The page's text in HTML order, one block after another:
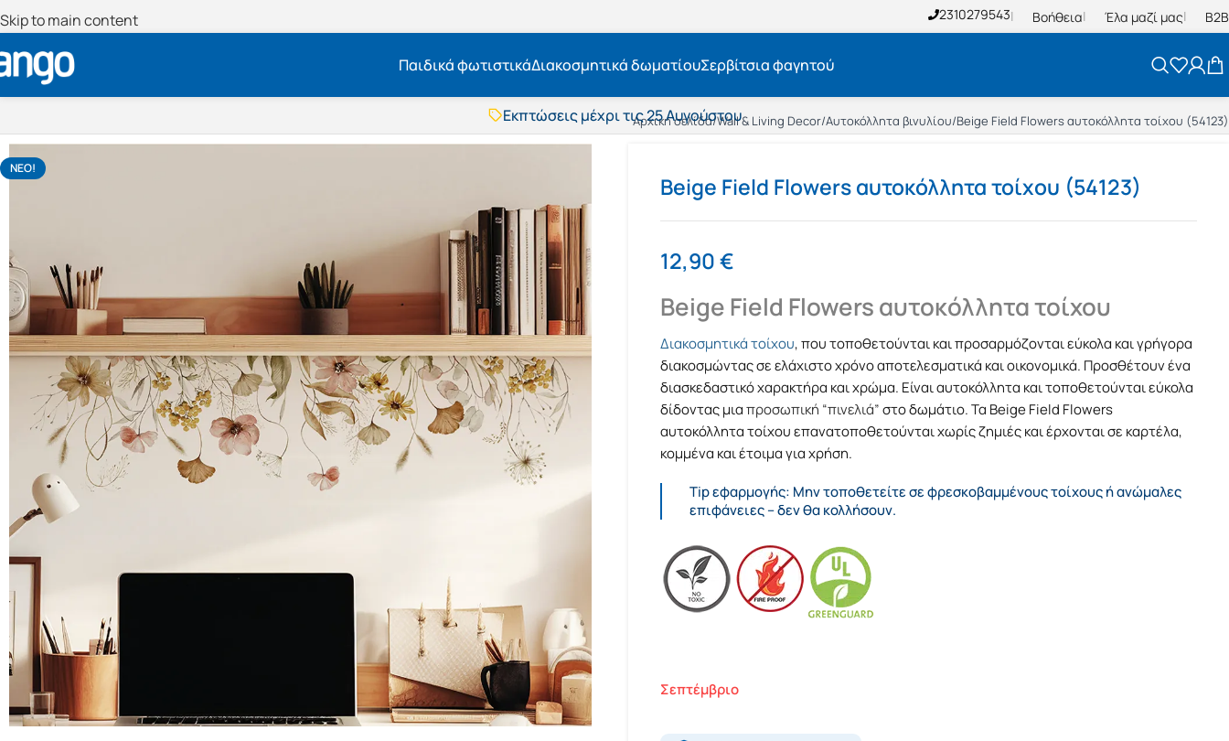
Skip to main content 2310279543 Βοήθεια Έλα μαζί μας B2B
Παιδικά φωτιστικάΔιακοσμητικά δωματίουΣερβίτσια φαγητού
Εκπτώσεις μέχρι τις 25 Αυγούστου
Δωρεάν μεταφορικά
BOXNOW αποστολή
Εκπτώσεις μέχρι τις 25 Αυγούστου
Δωρεάν μεταφορικά
BOXNOW αποστολή
Άμεση παράδοση
Αρχική σελίδα/Wall & Living Decor/Αυτοκόλλητα βινυλίου/Beige Field Flowers αυτοκόλλητα τοίχου (54123)
NΕΟ!
Beige Field Flowers αυτοκόλλητα τοίχου (54123)
12,90€
Beige Field Flowers αυτοκόλλητα τοίχου
Διακοσμητικά τοίχου, που τοποθετούνται και προσαρμόζονται εύκολα και γρήγορα
διακοσμώντας σε ελάχιστο χρόνο αποτελεσματικά και οικονομικά. Προσθέτουν ένα
διασκεδαστικό χαρακτήρα και χρώμα. Είναι αυτοκόλλητα και τοποθετούνται εύκολα
δίδοντας μιαπροσωπική “πινελιά”στο δωμάτιο. Τα Beige Field Flowers
αυτοκόλλητα τοίχου επανατοποθετούνται χωρίς ζημιές και έρχονται σε καρτέλα,
κομμένα και έτοιμα για χρήση.
Tip εφαρμογής: Μην τοποθετείτε σε φρεσκοβαμμένους τοίχους ή ανώμαλες
επιφάνειες – δεν θα κολλήσουν.
Σεπτέμβριο